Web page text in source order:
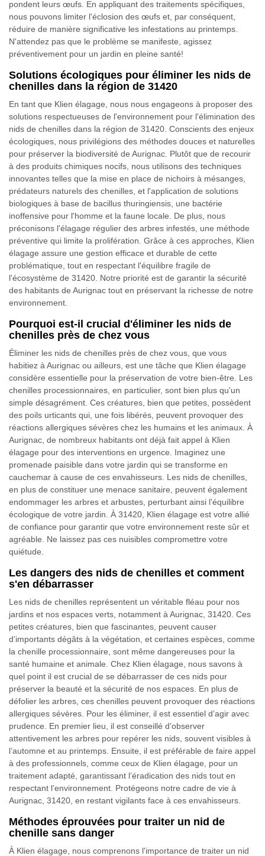
pondent leurs œufs. En appliquant des traitements spécifiques,
nous pouvons limiter l'éclosion des œufs et, par conséquent,
réduire de manière significative les infestations au printemps.
N'attendez pas que le problème se manifeste, agissez
préventivement pour un jardin en pleine santé!
Solutions écologiques pour éliminer les nids de
chenilles dans la région de 31420
En tant que Klien élagage, nous nous engageons à proposer des
solutions respectueuses de l'environnement pour l'élimination des
nids de chenilles dans la région de 31420. Conscients des enjeux
écologiques, nous privilégions des méthodes douces et naturelles
pour préserver la biodiversité de Aurignac. Plutôt que de recourir
à des produits chimiques nocifs, nous utilisons des techniques
innovantes telles que la mise en place de nichoirs à mésanges,
prédateurs naturels des chenilles, et l'application de solutions
biologiques à base de bacillus thuringiensis, une bactérie
inoffensive pour l'homme et la faune locale. De plus, nous
préconisons l'élagage régulier des arbres infestés, une méthode
préventive qui limite la prolifération. Grâce à ces approches, Klien
élagage assure une gestion efficace et durable de cette
problématique, tout en respectant l'équilibre fragile de
l'écosystème de 31420. Notre priorité est de garantir la sécurité
des habitants de Aurignac tout en préservant la richesse de notre
environnement.
Pourquoi est-il crucial d'éliminer les nids de
chenilles près de chez vous
Éliminer les nids de chenilles près de chez vous, que vous
habitiez à Aurignac ou ailleurs, est une tâche que Klien élagage
considère essentielle pour la préservation de votre bien-être. Les
chenilles processionnaires, en particulier, sont bien plus qu'un
simple désagrément. Ces créatures, bien que petites, possèdent
des poils urticants qui, une fois libérés, peuvent provoquer des
réactions allergiques sévères chez les humains et les animaux. À
Aurignac, de nombreux habitants ont déjà fait appel à Klien
élagage pour des interventions en urgence. Imaginez une
promenade paisible dans votre jardin qui se transforme en
cauchemar à cause de ces envahisseurs. Les nids de chenilles,
en plus de constituer une menace sanitaire, peuvent également
endommager les arbres et arbustes, perturbant ainsi l'équilibre
écologique de votre jardin. À 31420, Klien élagage est votre allié
de confiance pour garantir que votre environnement reste sûr et
agréable. Ne laissez pas ces nuisibles compromettre votre
quiétude.
Les dangers des nids de chenilles et comment
s'en débarrasser
Les nids de chenilles représentent un véritable fléau pour nos
jardins et nos espaces verts, notamment à Aurignac, 31420. Ces
petites créatures, bien que fascinantes, peuvent causer
d’importants dégâts à la végétation, et certaines espèces, comme
la chenille processionnaire, sont même dangereuses pour la
santé humaine et animale. Chez Klien élagage, nous savons à
quel point il est crucial de se débarrasser de ces nids pour
préserver la beauté et la sécurité de nos espaces. En plus de
défolier les arbres, ces chenilles peuvent provoquer des réactions
allergiques sévères. Pour les éliminer, il est essentiel d’agir avec
prudence. En premier lieu, il est conseillé d’observer
attentivement les arbres pour repérer les nids, souvent visibles à
l’automne et au printemps. Ensuite, il est préférable de faire appel
à des professionnels, comme ceux de Klien élagage, pour un
traitement adapté, garantissant l’éradication des nids tout en
respectant l’environnement. Protégeons notre cadre de vie à
Aurignac, 31420, en restant vigilants face à ces envahisseurs.
Méthodes éprouvées pour traiter un nid de
chenille sans danger
À Klien élagage, nous comprenons l'importance de traiter un nid